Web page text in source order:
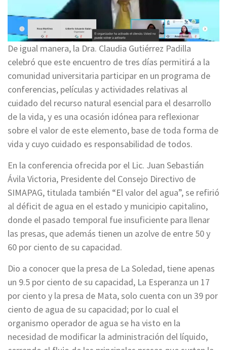
De igual manera, la Dra. Claudia Gutiérrez Padilla
celebró que este encuentro de tres días permitirá a la
comunidad universitaria participar en un programa de
conferencias, películas y actividades relativas al
cuidado del recurso natural esencial para el desarrollo
de la vida, y es una ocasión idónea para reflexionar
sobre el valor de este elemento, base de toda forma de
vida y cuyo cuidado es responsabilidad de todos.
En la conferencia ofrecida por el Lic. Juan Sebastián
Ávila Victoria, Presidente del Consejo Directivo de
SIMAPAG, titulada también “El valor del agua”, se refirió
al déficit de agua en el estado y municipio capitalino,
donde el pasado temporal fue insuficiente para llenar
las presas, que además tienen un azolve de entre 50 y
60 por ciento de su capacidad.
Dio a conocer que la presa de La Soledad, tiene apenas
un 9.5 por ciento de su capacidad, La Esperanza un 17
por ciento y la presa de Mata, solo cuenta con un 39 por
ciento de agua de su capacidad; por lo cual el
organismo operador de agua se ha visto en la
necesidad de modificar la administración del líquido,